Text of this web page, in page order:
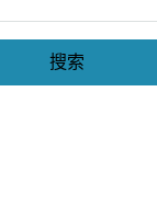
搜索